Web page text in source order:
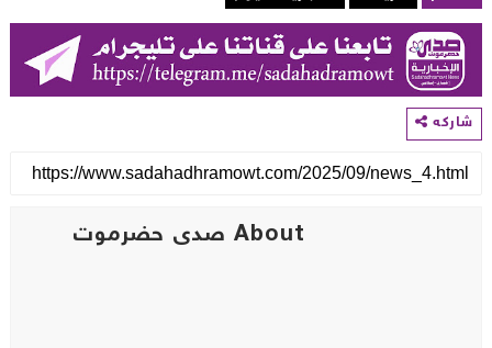
About صدى حضرموت